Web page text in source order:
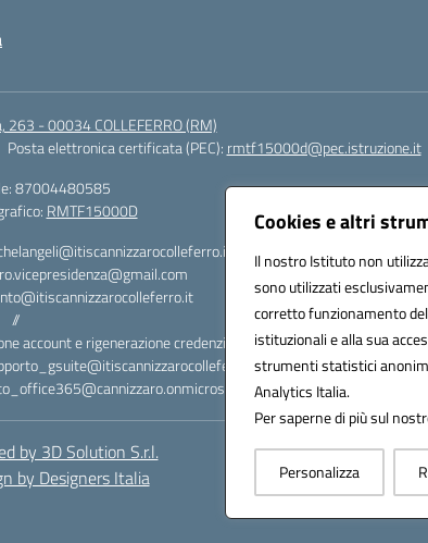
Cookies e altri
Il nostro Istituto non
sono utilizzati
corretto funzionamento
istituzionali e alla sua
strumenti statistici
Analytics Italia.
Per saperne di più sul
Personalizza
263 - 00034 COLLEFERRO (RM)
Posta elettronica certificata (PEC): rmtf15000d@pec.istruzione.it
87004480585
RMTF15000D
//
account e rigenerazione credenziali)
by 3D Solution S.r.l.
by Designers Italia